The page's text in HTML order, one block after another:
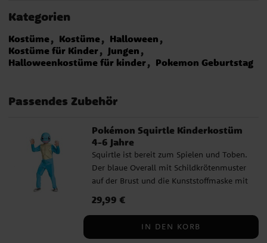
Kategorien
Kostüme Kostüme
Halloween
Kostüme für Kinder
Jungen
Halloweenkostüme für kinder
Pokemon Geburtstag
Passendes Zubehör
Pokémon Squirtle Kinderkostüm
4-6 Jahre
Squirtle ist bereit zum Spielen und Toben.
Der blaue Overall mit Schildkrötenmuster
auf der Brust und die Kunststoffmaske mit
einem wiedererkennbaren Pokémon. Eine
Kindergeburtstage oder zum Spielen zu
Preis: 29,99 €
29,99 €
IN DEN KORB